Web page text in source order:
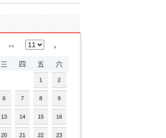
›‹ ›
三 四 五 六
1 2
6 7 8 9
13 14 15 16
20 21 22 23